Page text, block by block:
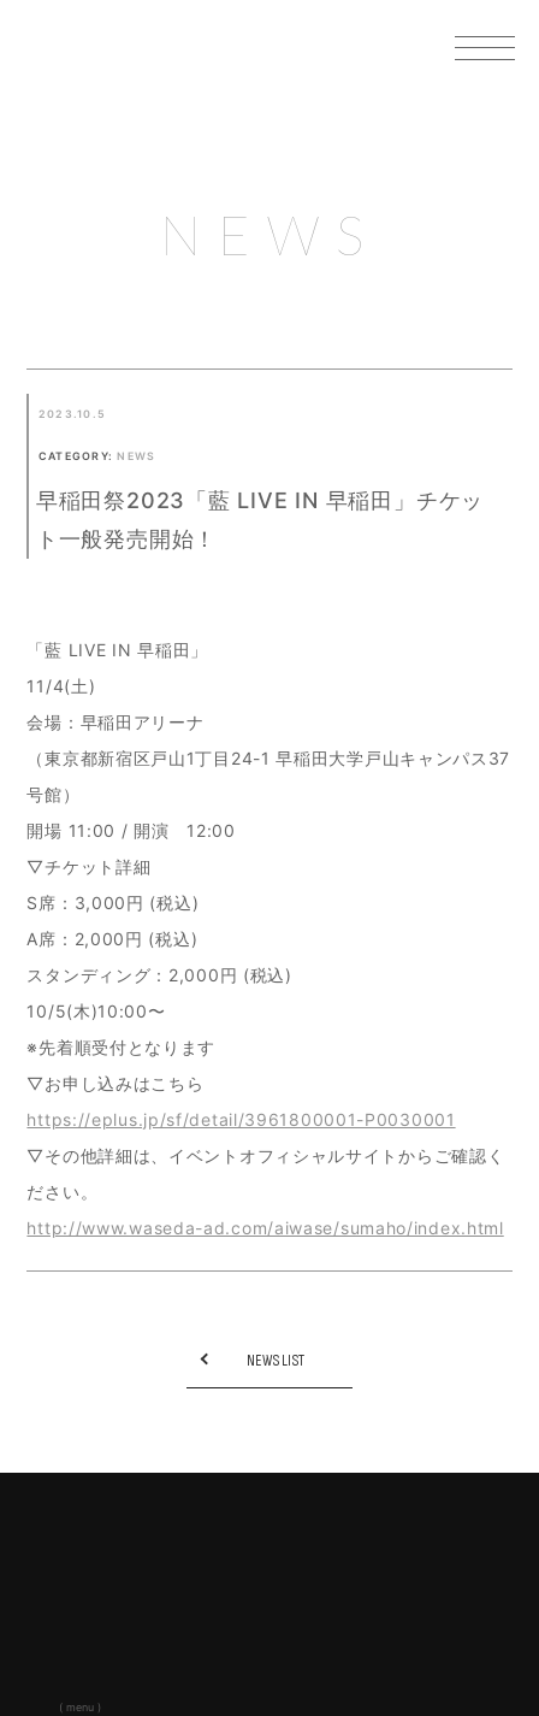
NEWS
2023.10.5
CATEGORY: NEWS
早稲田祭2023「藍 LIVE IN 早稲田」チケッ
ト一般発売開始！
「藍 LIVE IN 早稲田」
11/4(土)
会場：早稲田アリーナ
（東京都新宿区戸山1丁目24-1 早稲田大学戸山キャンパス37
号館）
開場 11:00 / 開演 12:00
▽チケット詳細
S席：3,000円 (税込)
A席：2,000円 (税込)
スタンディング：2,000円 (税込)
10/5(木)10:00〜
※先着順受付となります
▽お申し込みはこちら
https://eplus.jp/sf/detail/3961800001-P0030001
▽その他詳細は、イベントオフィシャルサイトからご確認く
ださい。
http://www.waseda-ad.com/aiwase/sumaho/index.html
NEWS LIST
( menu )